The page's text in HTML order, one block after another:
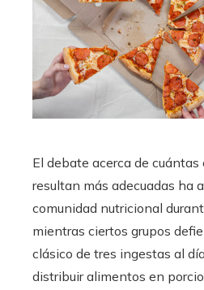
El debate acerca de cuántas
resultan más adecuadas ha
comunidad nutricional
mientras ciertos grupos
clásico de tres ingestas al
distribuir alimentos en